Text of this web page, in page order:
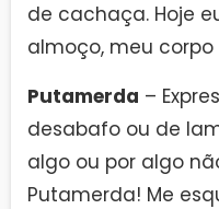
de cachaça. Hoje
almoço, meu
Putamerda –
desabafo ou de
algo ou por algo
Putamerda! Me